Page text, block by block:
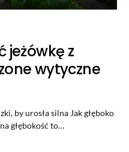
jeżówkę z
wytyczne
by urosła silna Jak głęboko
głębokość to…